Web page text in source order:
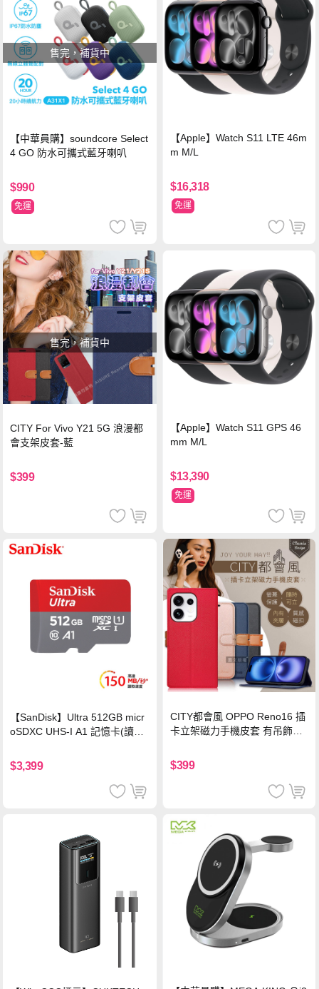
售完，補貨中
【中華員購】soundcore Select
4 GO 防水可攜式藍牙喇叭
$990
免運
【Apple】Watch S11 LTE 46m
m M/L
$16,318
免運
售完，補貨中
CITY For Vivo Y21 5G 浪漫都
會支架皮套-藍
$399
【Apple】Watch S11 GPS 46
mm M/L
$13,390
免運
【SanDisk】Ultra 512GB micr
oSDXC UHS-I A1 記憶卡(讀取
$3,399
CITY都會風 OPPO Reno16 插
卡立架磁力手機皮套 有吊飾孔
$399